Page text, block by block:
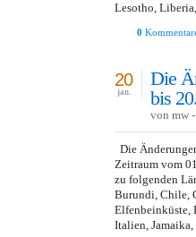
Lesotho,
0
Die
bis
20
jan.
von mw
Die
Zeitraum vom
zu folgenden
Burundi, Chile,
Elfenbeinküste,
Italien,